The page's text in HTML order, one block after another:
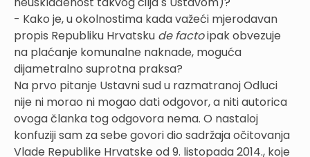
- Kako je, u okolnostima kada važeći mjerodavan
propis Republiku Hrvatsku de factoipak obvezuje
na plaćanje komunalne naknade, moguća
dijametralno suprotna praksa?
Na prvo pitanje Ustavni sud u razmatranoj Odluci
nije ni morao ni mogao dati odgovor, a niti autorica
ovoga članka tog odgovora nema. O nastaloj
konfuziji sam za sebe govori dio sadržaja očitovanja
Vlade Republike Hrvatske od 9. listopada 2014., koje